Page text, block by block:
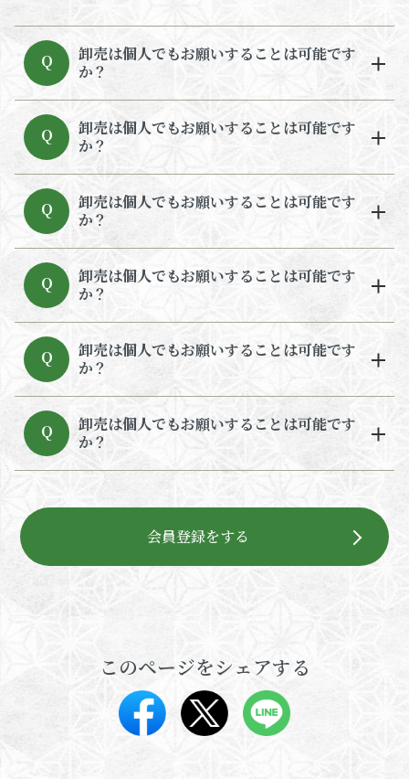
Q
卸売は個人でもお願いすることは可能です
か？
Q
卸売は個人でもお願いすることは可能です
か？
Q
卸売は個人でもお願いすることは可能です
か？
Q
卸売は個人でもお願いすることは可能です
か？
Q
卸売は個人でもお願いすることは可能です
か？
Q
卸売は個人でもお願いすることは可能です
か？
会員登録をする
このページをシェアする